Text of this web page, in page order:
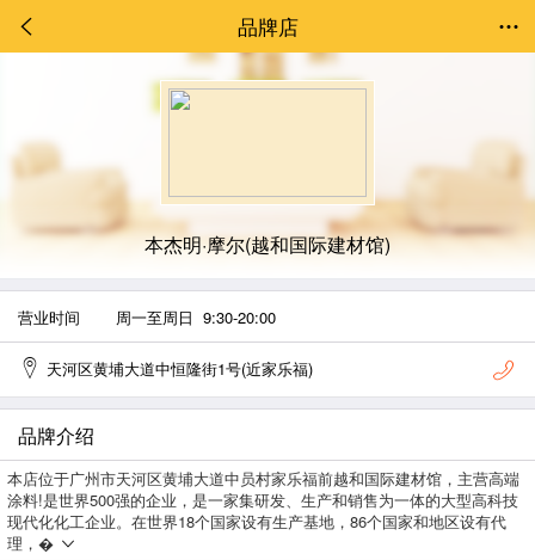
品牌店
本杰明·摩尔(越和国际建材馆)
营业时间 周一至周日 9:30-20:00
天河区黄埔大道中恒隆街1号(近家乐福)
品牌介绍
本店位于广州市天河区黄埔大道中员村家乐福前越和国际建材馆，主营高端
涂料!是世界500强的企业，是一家集研发、生产和销售为一体的大型高科技
现代化化工企业。在世界18个国家设有生产基地，86个国家和地区设有代
理，�